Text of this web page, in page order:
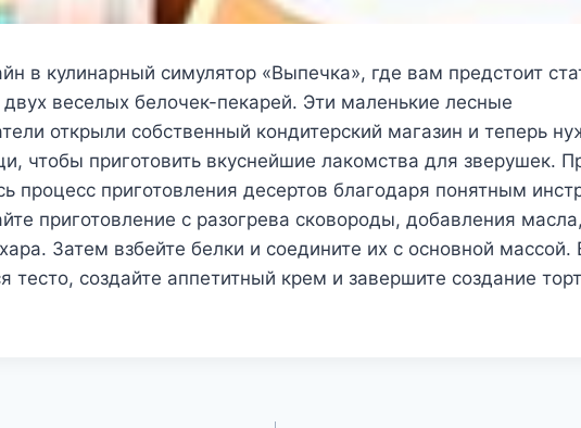
в кулинарный симулятор «Выпечка», где вам предстоит
веселых белочек-пекарей. Эти маленькие лесные
открыли собственный кондитерский магазин и теперь
чтобы приготовить вкуснейшие лакомства для зверушек.
процесс приготовления десертов благодаря понятным
приготовление с разогрева сковороды, добавления
Затем взбейте белки и соедините их с основной массой.
тесто, создайте аппетитный крем и завершите создание